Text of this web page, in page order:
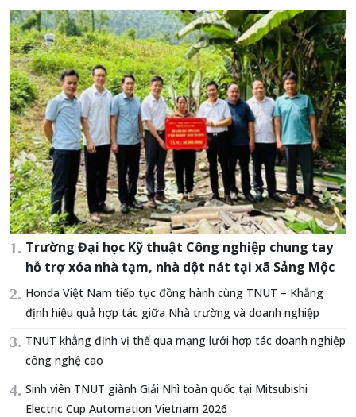
Trường Đại học Kỹ thuật Công nghiệp chung tay
hỗ trợ xóa nhà tạm, nhà dột nát tại xã Sảng Mộc
Honda Việt Nam tiếp tục đồng hành cùng TNUT – Khẳng
định hiệu quả hợp tác giữa Nhà trường và doanh nghiệp
TNUT khẳng định vị thế qua mạng lưới hợp tác doanh nghiệp
công nghệ cao
Sinh viên TNUT giành Giải Nhì toàn quốc tại Mitsubishi
Electric Cup Automation Vietnam 2026